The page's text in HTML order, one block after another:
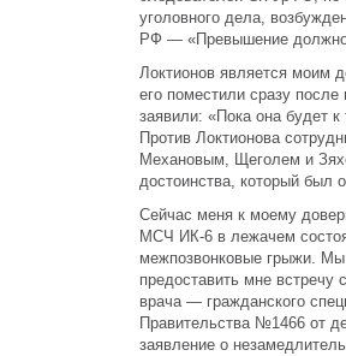
уголовного дела,
РФ — «Превышение
Локтионов является моим
его поместили сразу
заявили: «Пока она будет
Против Локтионова
Механовым, Щеголем и
достоинства, который был
Сейчас меня к моему
МСЧ ИК-6 в лежачем
межпозвонковые грыжи. Мы
предоставить мне
врача — гражданского
Правительства №1466 от
заявление о